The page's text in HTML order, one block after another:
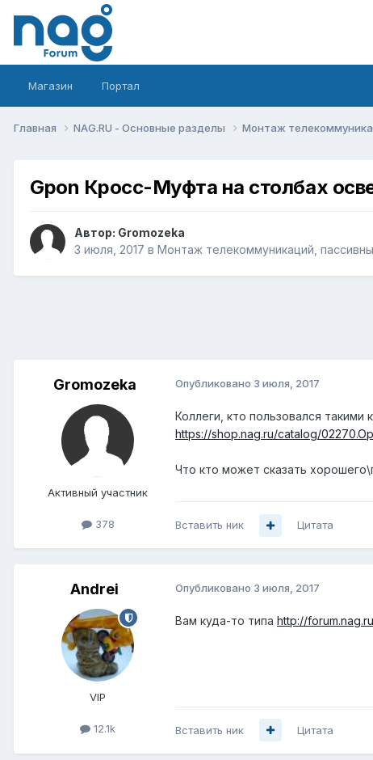
Магазин Портал
Главная NAG.RU - Основные разделы Монтаж
Gpon Кросс-Муфта на столбах
Автор: Gromozeka
3 июля, 2017 в Монтаж телекоммуникаций,
Gromozeka
Активный участник
378
Опубликовано 3 июля, 2017
Коллеги, кто пользовался такими
https://shop.nag.ru/catalog/
Что кто может сказать
Вставить ник Цитата
Andrei
VIP
12.1k
Опубликовано 3 июля, 2017
Вам куда-то типа http://
Вставить ник Цитата